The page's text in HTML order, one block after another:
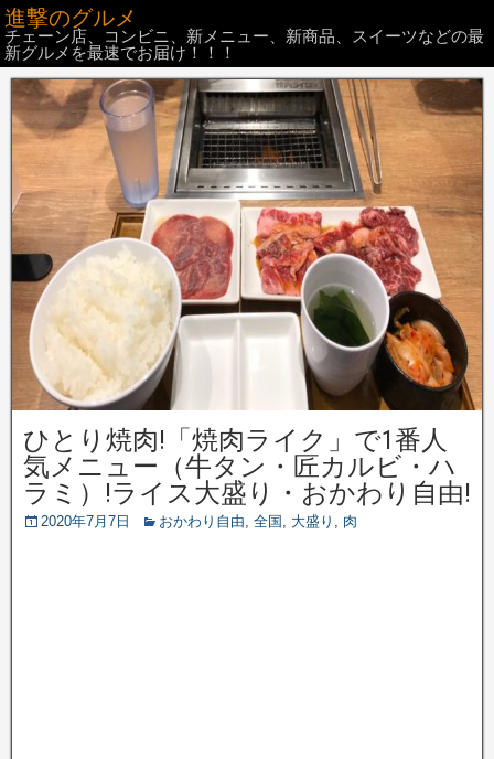
進撃のグルメ
チェーン店、コンビニ、新メニュー、新商品、スイーツなどの最
新グルメを最速でお届け！！！
ひとり焼肉!「焼肉ライク」で1番人
気メニュー（牛タン・匠カルビ・ハ
ラミ）!ライス大盛り・おかわり自由!
2020年7月7日 おかわり自由, 全国 , 大盛り , 肉